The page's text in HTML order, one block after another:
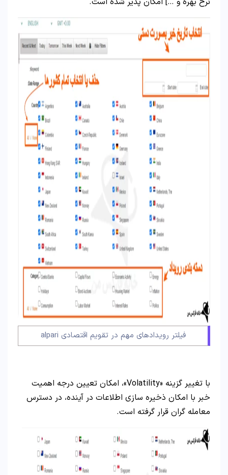
فیلتر رویدادهای مهم در تقویم اقتصادی alpari
با تغییر گزینه «Volatility»، امکان تعیین درجه اهمیت
خبر با امکان ذخیره سازی اطلاعات در آینده، در دسترس
معامله گران قرار گرفته است.